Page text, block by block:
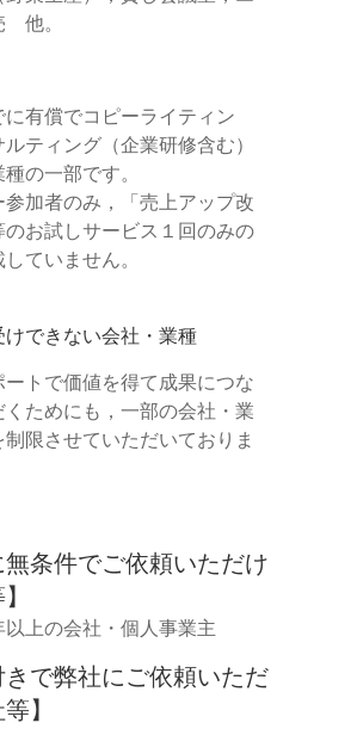
他。
有償でコピーライティン
ティング（企業研修含む）
の一部です。
加者のみ，「売上アップ改
お試しサービス１回のみの
ていません。
できない会社・業種
トで価値を得て成果につな
くためにも，一部の会社・業
限させていただいておりま
無条件でご依頼いただけ
上の会社・個人事業主
きで弊社にご依頼いただ
】